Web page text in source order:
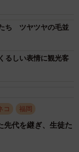
ち ツヤツヤの毛並
るしい表情に観光客
コ 福岡
代を継ぎ、生徒た